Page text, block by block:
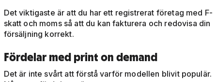
Det viktigaste är att du har ett registrerat företag med F-
skatt och moms så att du kan fakturera och redovisa din
försäljning korrekt.
Fördelar med print on demand
Det är inte svårt att förstå varför modellen blivit populär.